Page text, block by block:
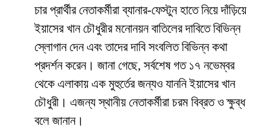
চার প্রার্থীর নেতাকর্মীরা ব্যানার-ফেস্টুন হাতে নিয়ে দাঁড়িয়ে
ইয়াসের খান চৌধুরীর মনোনয়ন বাতিলের দাবিতে বিভিন্ন
স্লোগান দেন এবং তাদের দাবি সংবলিত বিভিন্ন কথা
প্রদর্শন করেন। জানা গেছে, সর্বশেষ গত ১৭ নভেম্বর
থেকে এলাকায় এক মুহুর্তের জন্যও যাননি ইয়াসের খান
চৌধুরী। এজন্য স্থানীয় নেতাকর্মীরা চরম বিব্রত ও ক্ষুব্ধ
বলে জানান।